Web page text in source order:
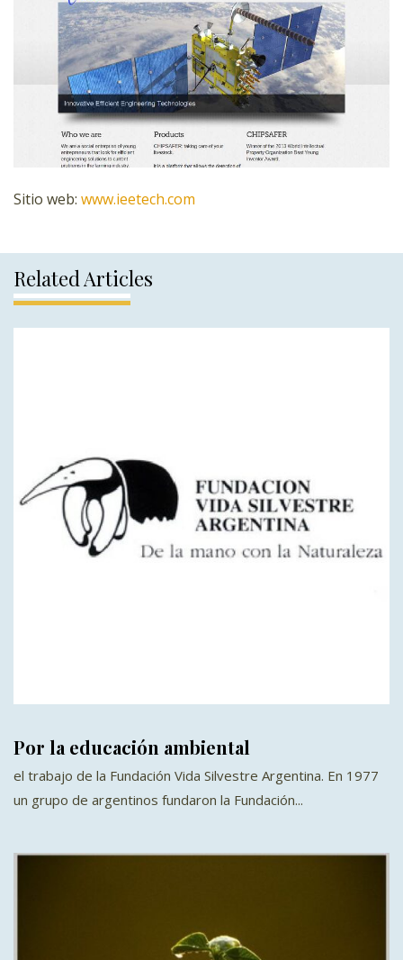
Sitio web: www.ieetech.com
Related Articles
Por la educación ambiental
el trabajo de la Fundación Vida Silvestre Argentina. En 1977
un grupo de argentinos fundaron la Fundación...